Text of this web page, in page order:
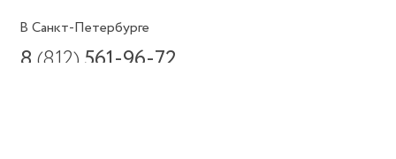
В Санкт-Петербурге
8(812) 561-96-72